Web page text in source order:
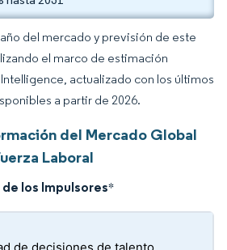
del mercado y previsión de este
el marco de estimación
actualizado con los últimos
a partir de 2026.
del Mercado Global
Laboral
los Impulsores*